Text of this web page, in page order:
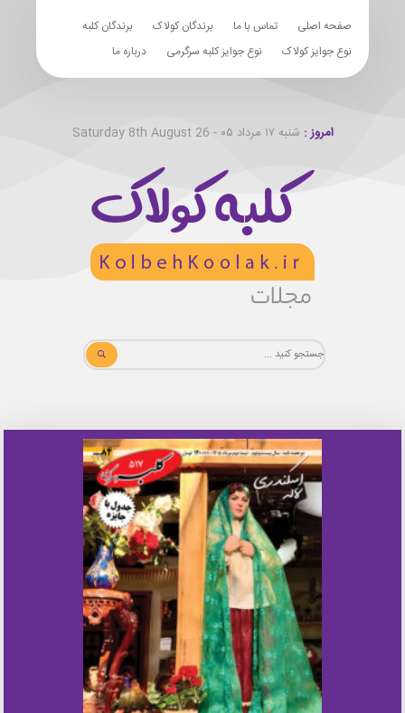
صفحه اصلی تماس با ما برندگان کولاک
برندگان کلبه
نوع جوایز کولاک
نوع جوایز کلبه سرگرمی درباره ما
امروز : شنبه ۱۷ مرداد ۰۵ - Saturday 8th August 26